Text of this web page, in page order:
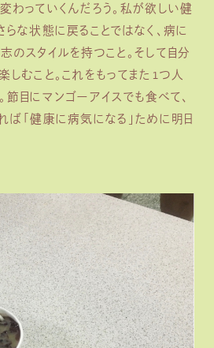
わっていくんだろう。私が欲しい健
な状態に戻ることではなく、病に
のスタイルを持つこと。そして自分
しむこと。これをもってまた1つ人
目にマンゴーアイスでも食べて、
ば「健康に病気になる」ために明日